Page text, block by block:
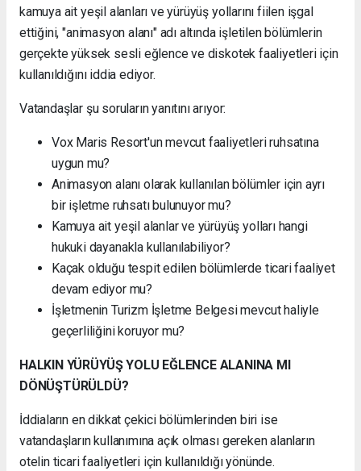
kamuya ait yeşil alanları ve yürüyüş yollarını fiilen işgal
ettiğini, "animasyon alanı" adı altında işletilen bölümlerin
gerçekte yüksek sesli eğlence ve diskotek faaliyetleri için
kullanıldığını iddia ediyor.
Vatandaşlar şu soruların yanıtını arıyor:
Vox Maris Resort'un mevcut faaliyetleri ruhsatına
uygun mu?
Animasyon alanı olarak kullanılan bölümler için ayrı
bir işletme ruhsatı bulunuyor mu?
Kamuya ait yeşil alanlar ve yürüyüş yolları hangi
hukuki dayanakla kullanılabiliyor?
Kaçak olduğu tespit edilen bölümlerde ticari faaliyet
devam ediyor mu?
İşletmenin Turizm İşletme Belgesi mevcut haliyle
geçerliliğini koruyor mu?
HALKIN YÜRÜYÜŞ YOLU EĞLENCE ALANINA MI
DÖNÜŞTÜRÜLDÜ?
İddiaların en dikkat çekici bölümlerinden biri ise
vatandaşların kullanımına açık olması gereken alanların
otelin ticari faaliyetleri için kullanıldığı yönünde.